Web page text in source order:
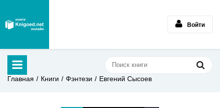
Войти
Главная Книги Фэнтези Евгений Сысоев